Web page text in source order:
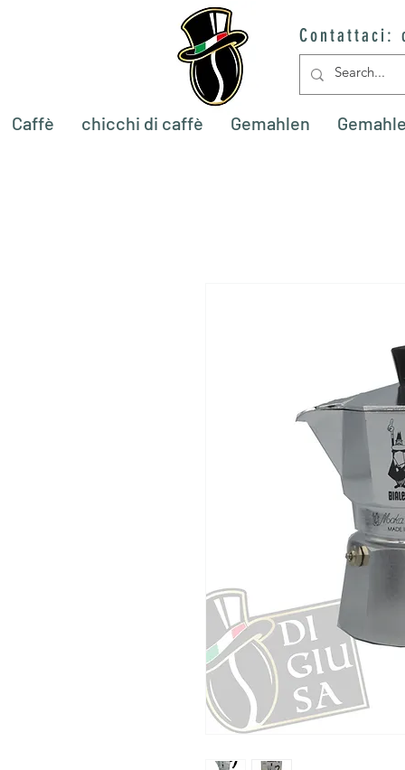
Contattaci:
Caffè chicchi di caffè Gemahlen